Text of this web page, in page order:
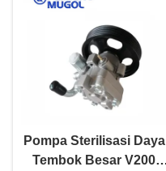
Pompa Sterilisasi Daya
Tembok Besar V200